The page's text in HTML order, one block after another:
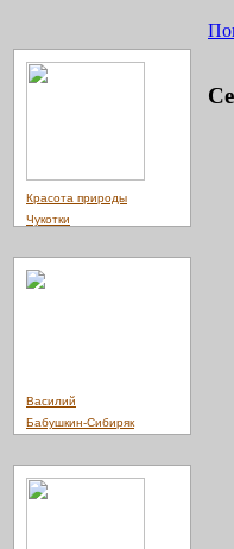
Красота природы
Чукотки
Василий
Бабушкин-Сибиряк